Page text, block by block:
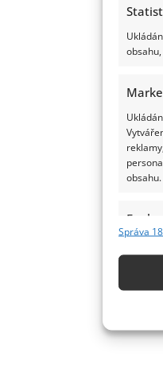
obsahu.
Funkce
Správa